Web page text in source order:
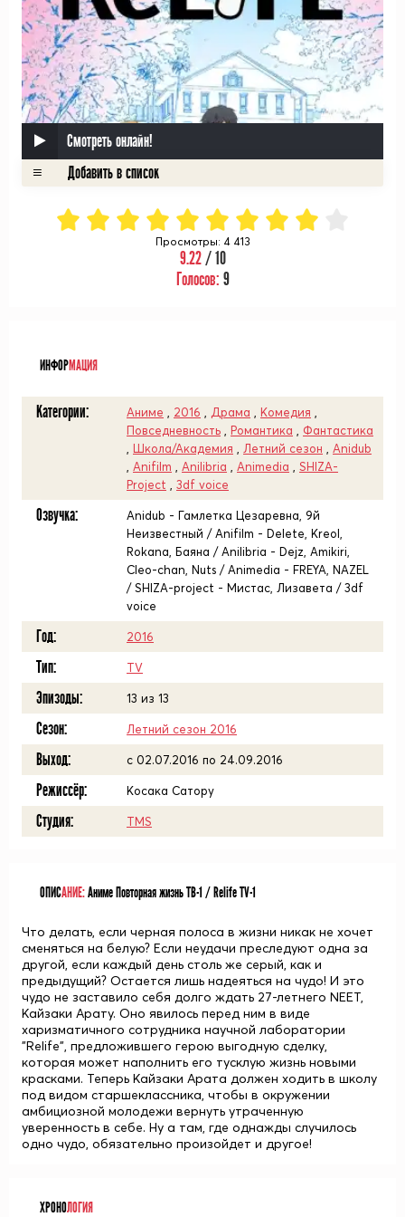
Смотреть онлайн!
Просмотры: 4 413
9.22/ 10
Голосов: 9
ИНФОРМАЦИЯ
Категории: Аниме 2016 Драма Комедия
Повседневность
Романтика
Фантастика
Школа/Академия Летний сезон
Anidub
Anifilm Anilibria Animedia
SHIZA-
Project
3df voice
Озвучка:
Anidub - Гамлетка Цезаревна, 9й
Неизвестный / Anifilm - Delete, Kreol,
Rokana, Баяна / Anilibria - Dejz, Amikiri,
Cleo-chan, Nuts / Animedia - FREYA, NAZEL
/ SHIZA-project - Мистас, Лизавета / 3df
voice
Год: 2016
Тип: TV
Эпизоды: 13 из 13
Сезон: Летний сезон 2016
Выход: c 02.07.2016 по 24.09.2016
Режиссёр: Косака Сатору
Студия: TMS
ОПИСАНИЕ:Аниме Повторная жизнь ТВ-1 / Relife TV-1
Что делать, если черная полоса в жизни никак не хочет
сменяться на белую? Если неудачи преследуют одна за
другой, если каждый день столь же серый, как и
предыдущий? Остается лишь надеяться на чудо! И это
чудо не заставило себя долго ждать 27-летнего NEET,
Кайзаки Арату. Оно явилось перед ним в виде
харизматичного сотрудника научной лаборатории
"Relife", предложившего герою выгодную сделку,
которая может наполнить его тусклую жизнь новыми
красками. Теперь Кайзаки Арата должен ходить в школу
под видом старшеклассника, чтобы в окружении
амбициозной молодежи вернуть утраченную
уверенность в себе. Ну а там, где однажды случилось
одно чудо, обязательно произойдет и другое!
ХРОНОЛОГИЯ